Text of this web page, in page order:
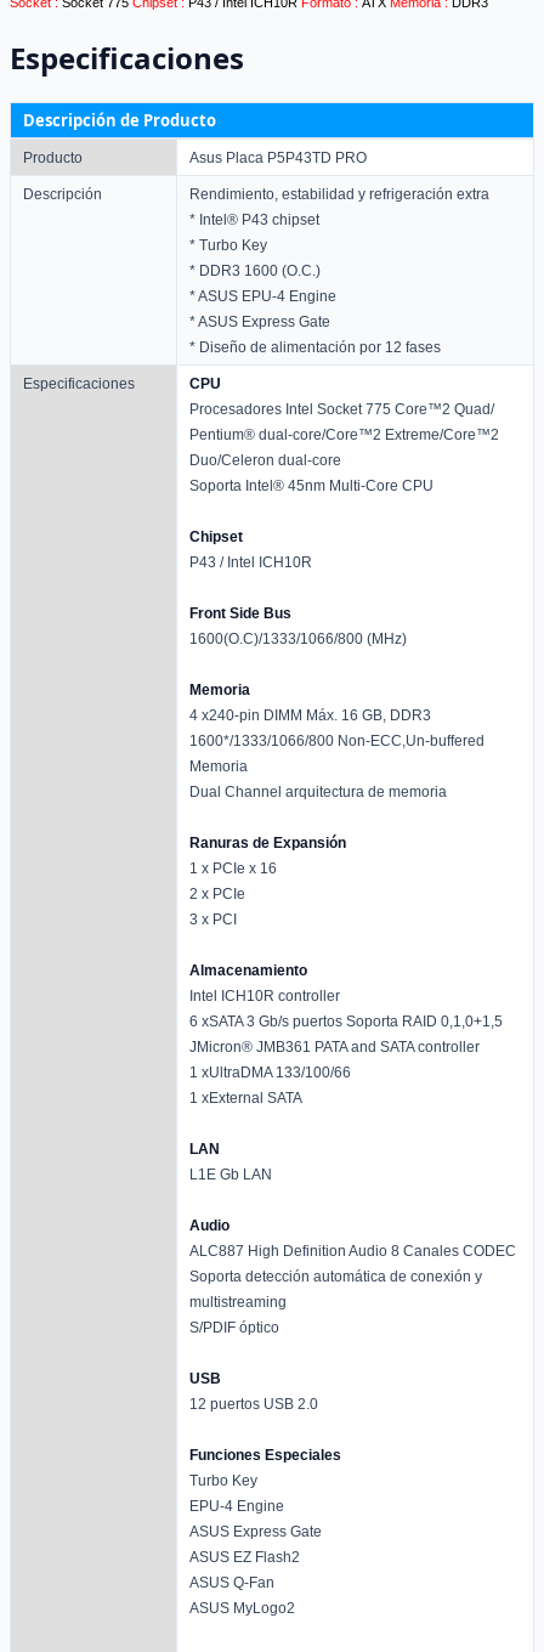
Especificaciones
Descripción de Producto
Producto Asus Placa P5P43TD PRO
Descripción
Rendimiento, estabilidad y refrigeración extra
* Intel® P43 chipset
* Turbo Key
* DDR3 1600 (O.C.)
* ASUS EPU-4 Engine
* ASUS Express Gate
* Diseño de alimentación por 12 fases
Especificaciones
CPU
Procesadores Intel Socket 775 Core™2 Quad/
Pentium® dual-core/Core™2 Extreme/Core™2
Duo/Celeron dual-core
Soporta Intel® 45nm Multi-Core CPU
Chipset
P43 / Intel ICH10R
Front Side Bus
1600(O.C)/1333/1066/800 (MHz)
Memoria
4 x240-pin DIMM Máx. 16 GB, DDR3
1600*/1333/1066/800 Non-ECC,Un-buffered
Memoria
Dual Channel arquitectura de memoria
Ranuras de Expansión
1 x PCIe x 16
2 x PCIe
3 x PCI
Almacenamiento
Intel ICH10R controller
6 xSATA 3 Gb/s puertos Soporta RAID 0,1,0+1,5
JMicron® JMB361 PATA and SATA controller
1 xUltraDMA 133/100/66
1 xExternal SATA
LAN
L1E Gb LAN
Audio
ALC887 High Definition Audio 8 Canales CODEC
Soporta detección automática de conexión y
multistreaming
S/PDIF óptico
USB
12 puertos USB 2.0
Funciones Especiales
Turbo Key
EPU-4 Engine
ASUS Express Gate
ASUS EZ Flash2
ASUS Q-Fan
ASUS MyLogo2